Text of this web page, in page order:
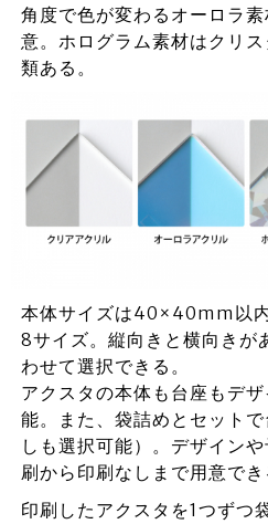
角度で色が変わるオーロラ
意。ホログラム素材はクリ
類ある。
本体サイズは40×40mm以
8サイズ。縦向きと横向きが
わせて選択できる。
アクスタの本体も台座もデ
能。また、袋詰めとセット
しも選択可能）。デザイン
刷から印刷なしまで用意でき
印刷したアクスタを1つずつ